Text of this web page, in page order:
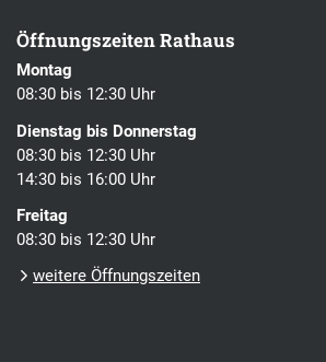
Öffnungszeiten Rathaus
Montag
08:30 bis 12:30 Uhr
Dienstag bis Donnerstag
08:30 bis 12:30 Uhr
14:30 bis 16:00 Uhr
Freitag
08:30 bis 12:30 Uhr
weitere Öffnungszeiten